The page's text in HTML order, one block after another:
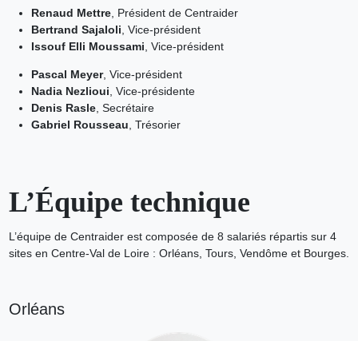
Renaud Mettre, Président de Centraider
Bertrand Sajaloli , Vice-président
Issouf Elli Moussami , Vice-président
Pascal Meyer, Vice-président
Nadia Nezlioui , Vice-présidente
Denis Rasle, Secrétaire
Gabriel Rousseau , Trésorier
L’Équipe technique
L’équipe de Centraider est composée de 8 salariés répartis sur 4
sites en Centre-Val de Loire : Orléans, Tours, Vendôme et Bourges.
Orléans